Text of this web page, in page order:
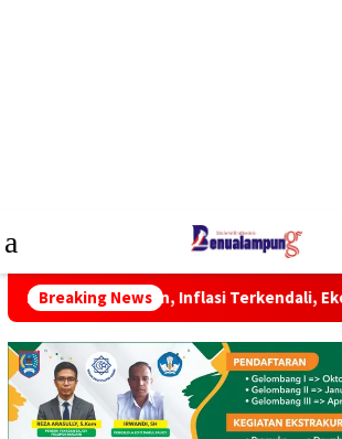
Mobile
Breaking News
Inflasi Terkendali, Ekonomi Terus Tumbuh